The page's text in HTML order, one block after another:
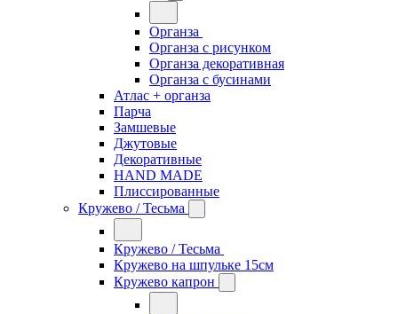
Органза
Органза с рисунком
Органза декоративная
Органза с бусинами
Атлас + органза
Парча
Замшевые
Джутовые
Декоративные
HAND MADE
Плиссированные
Кружево / Тесьма
Кружево / Тесьма
Кружево на шпульке 15см
Кружево капрон